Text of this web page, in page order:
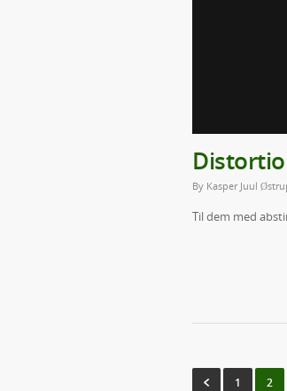
By Kasper Juul
Til dem med
1 2